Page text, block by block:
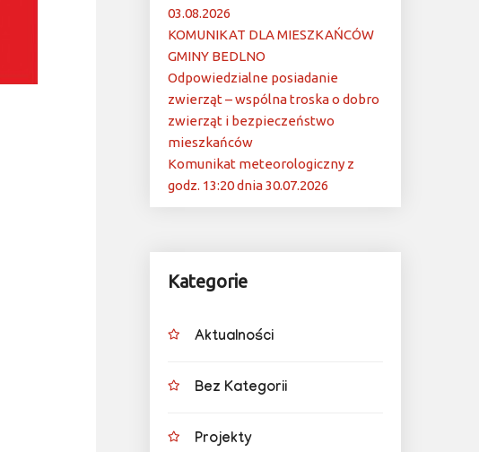
03.08.2026
KOMUNIKAT DLA MIESZKAŃCÓW
GMINY BEDLNO
Odpowiedzialne posiadanie
zwierząt – wspólna troska o dobro
zwierząt i bezpieczeństwo
mieszkańców
Komunikat meteorologiczny z
godz. 13:20 dnia 30.07.2026
Kategorie
Aktualności
Bez Kategorii
Projekty